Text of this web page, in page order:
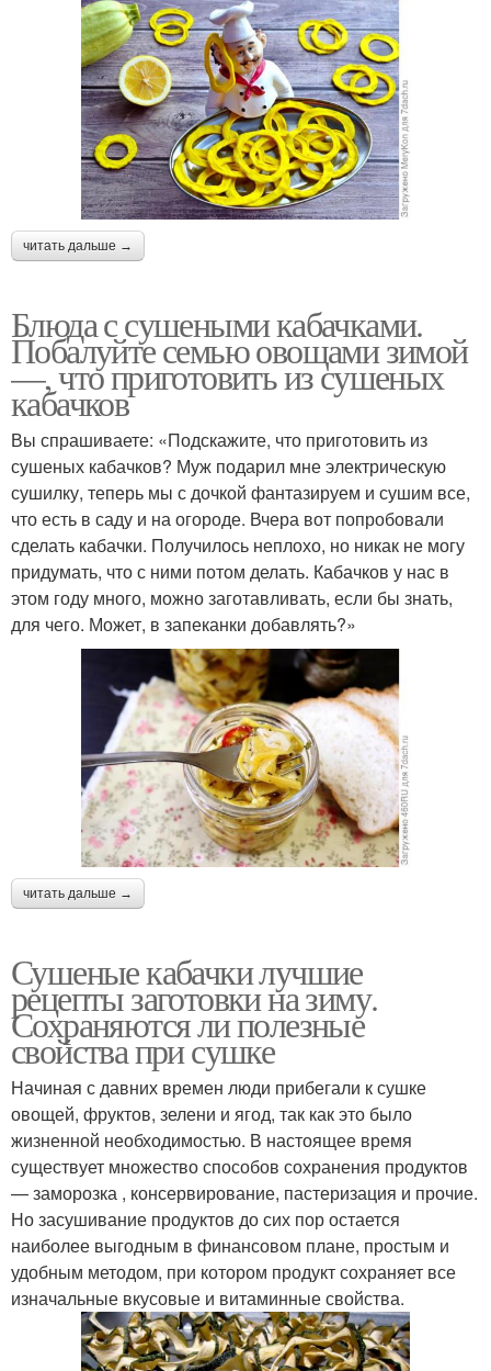
читать дальше →
Блюда с сушеными кабачками.
Побалуйте семью овощами зимой
—, что приготовить из сушеных
кабачков
Вы спрашиваете: «Подскажите, что приготовить из
сушеных кабачков? Муж подарил мне электрическую
сушилку, теперь мы с дочкой фантазируем и сушим все,
что есть в саду и на огороде. Вчера вот попробовали
сделать кабачки. Получилось неплохо, но никак не могу
придумать, что с ними потом делать. Кабачков у нас в
этом году много, можно заготавливать, если бы знать,
для чего. Может, в запеканки добавлять?»
читать дальше →
Сушеные кабачки лучшие
рецепты заготовки на зиму.
Сохраняются ли полезные
свойства при сушке
Начиная с давних времен люди прибегали к сушке
овощей, фруктов, зелени и ягод, так как это было
жизненной необходимостью. В настоящее время
существует множество способов сохранения продуктов
— заморозка , консервирование, пастеризация и прочие.
Но засушивание продуктов до сих пор остается
наиболее выгодным в финансовом плане, простым и
удобным методом, при котором продукт сохраняет все
изначальные вкусовые и витаминные свойства.